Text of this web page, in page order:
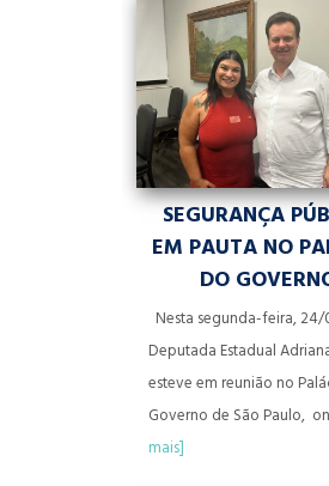
SEGURANÇA
EM PAUTA NO
DO
Nesta segunda-feira, 24/
Deputada Estadual
esteve em reunião no
Governo de São Paulo,
mais]